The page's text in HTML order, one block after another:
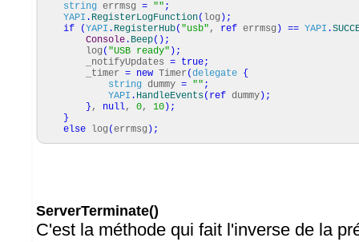
string errmsg = "" ;
YAPI . RegisterLogFunction( log ) ;
if
(YAPI . RegisterHub( "usb" , ref errmsg ) == YAPI .
Console . Beep( ) ;
log ( "USB ready" ) ;
_notifyUpdates = true;
_timer = new Timer (delegate {
string dummy = "" ;
YAPI . HandleEvents( ref dummy ) ;
} , null, 0, 10 ) ;
}
else log (errmsg ) ;
ServerTerminate()
C'est la méthode qui fait l'inverse de la